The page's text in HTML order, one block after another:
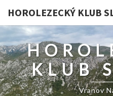
HOROLEZECKÝ KLUB
KLUB
Vranov